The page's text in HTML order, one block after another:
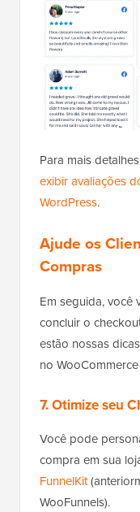
Para mais
exibir avaliações
WordPress.
Ajude os
Compras
Em seguida, você
concluir o
estão nossas
no
7. Otimize seu
Você pode
compra em sua
FunnelKit
WooFunnels).